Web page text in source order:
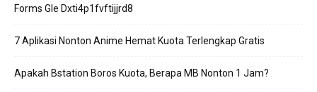
Forms Gle Dxti4p1fvftijjrd8
7 Aplikasi Nonton Anime Hemat Kuota Terlengkap Gratis
Apakah Bstation Boros Kuota, Berapa MB Nonton 1 Jam?